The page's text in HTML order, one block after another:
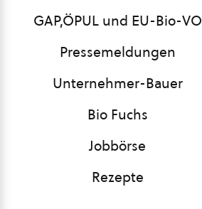
GAP,ÖPUL und EU-Bio-VO
Pressemeldungen
Unternehmer-Bauer
Bio Fuchs
Jobbörse
Rezepte